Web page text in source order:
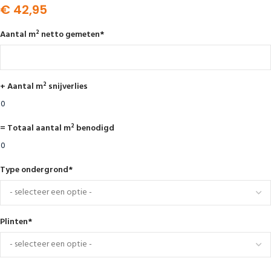
€ 42,95
Aantal m² netto gemeten*
+ Aantal m² snijverlies
= Totaal aantal m² benodigd
Type ondergrond*
Plinten*